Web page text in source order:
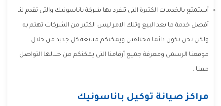
أستمتع بالخدمات الكثيرة التى تنفرد بها شركة باناسونيك والتى تقدم لنا
أفضل خدمة ما بعد البيع وتلك الامر ليس الكثير من الشركات تهتم به
ولكن نحن نكون دائما مختلفين ويمكنكم متابعة كل جديد من خلال
موقعنا الرسمى ومعرفة جميع أرقامنا التى يمكنكم من خلالها التواصل
معنا .
مراكز صيانة توكيل باناسونيك